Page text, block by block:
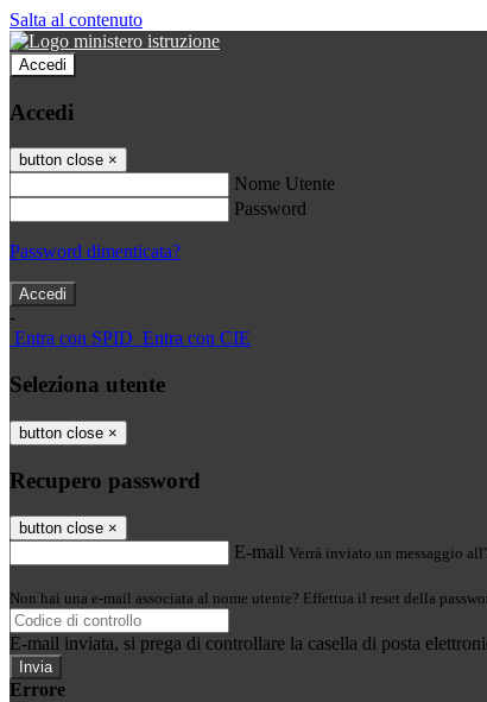
Salta al contenuto
Accedi
Accedi
button close ×
Nome Utente
Password
Password dimenticata?
-
Entra con SPID Entra con CIE
Seleziona utente
button close ×
Recupero password
button close ×
E-mail Verrà inviato un messaggio
Non hai una e-mail associata al nome utente? Effettua il reset della
E-mail inviata, si prega di controllare la casella di posta
Errore